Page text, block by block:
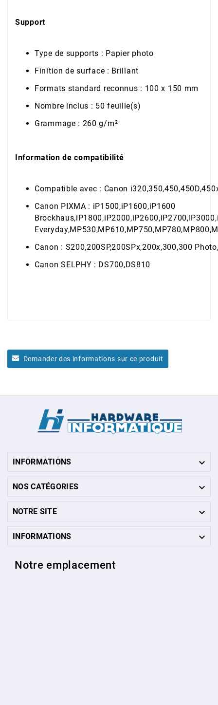
Support
Type de supports : Papier photo
Finition de surface : Brillant
Formats standard reconnus : 100 x 150 mm
Nombre inclus : 50 feuille(s)
Grammage : 260 g/m²
Information de compatibilité
Compatible avec : Canon
Canon PIXMA : iP1500,iP1600,iP1600
Canon : S200,200SP,200SPx,200x,300,300
Canon SELPHY : DS700,DS810
Demander des informations sur ce produit
INFORMATIONS 
NOS CATÉGORIES 
NOTRE SITE 
INFORMATIONS 
Notre emplacement